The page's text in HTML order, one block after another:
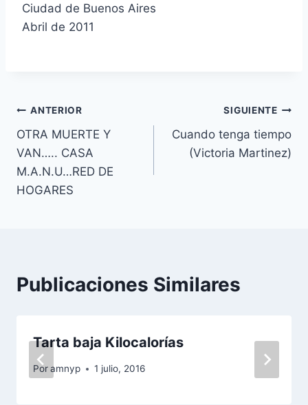
Ciudad de Buenos Aires
Abril de 2011
Navegación
de
entradas
ANTERIOR
OTRA MUERTE Y
VAN….. CASA
M.A.N.U…RED DE
HOGARES
SIGUIENTE
Cuando tenga tiempo
(Victoria Martinez)
Publicaciones Similares
Tarta baja Kilocalorías
Poramnyp 1 julio, 2016